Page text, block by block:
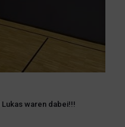
waren dabei!!!